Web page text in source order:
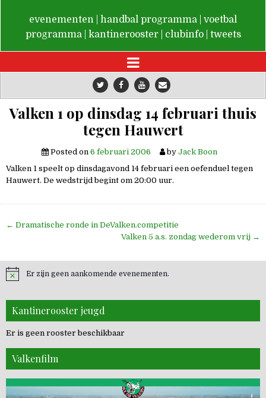
De Valken
evenementen handbal programma
voetbal
programma
kantinerooster clubinfo tweets
Valken 1 op dinsdag 14 februari thuis
tegen Hauwert
Posted on 6 februari 2006 by Jack Boon
Valken 1 speelt op dinsdagavond 14 februari een oefenduel tegen
Hauwert. De wedstrijd begint om 20:00 uur.
Bericht
← Dramatische ronde in DeValken.competitie
Valken 5 a.s. zondag wederom vrij →
Er zijn geen aankomende evenementen.
Kantinerooster jeugd
Er is geen rooster beschikbaar
Valkenfilm